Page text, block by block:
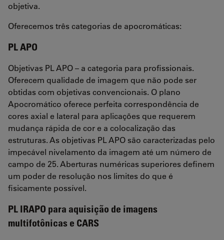
objetiva.
Oferecemos três categorias de apocromáticas:
PL APO
Objetivas PL APO – a categoria para profissionais.
Oferecem qualidade de imagem que não pode ser
obtidas com objetivas convencionais. O plano
Apocromático oferece perfeita correspondência de
cores axial e lateral para aplicações que requerem
mudança rápida de cor e a colocalização das
estruturas. As objetivas PL APO são caracterizadas pelo
impecável nivelamento da imagem até um número de
campo de 25. Aberturas numéricas superiores definem
um poder de resolução nos limites do que é
fisicamente possível.
PL IRAPO para aquisição de imagens
multifotônicas e CARS